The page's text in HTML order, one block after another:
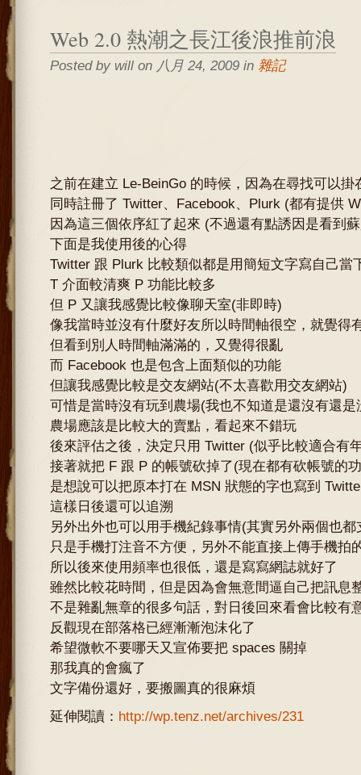
Web 2.0 熱潮之長江後浪推前浪
Posted by will on 八月 24, 2009 in 雜記
之前在建立 Le-BeinGo 的時候，因為在尋找可以掛
同時註冊了 Twitter、Facebook、Plurk (都有提供
因為這三個依序紅了起來 (不過還有點誘因是看到
下面是我使用後的心得
Twitter 跟 Plurk 比較類似都是用簡短文字寫自己當
T 介面較清爽 P 功能比較多
但 P 又讓我感覺比較像聊天室(非即時)
像我當時並沒有什麼好友所以時間軸很空，就覺得
但看到別人時間軸滿滿的，又覺得很亂
而 Facebook 也是包含上面類似的功能
但讓我感覺比較是交友網站(不太喜歡用交友網站)
可惜是當時沒有玩到農場(我也不知道是還沒有還是
農場應該是比較大的賣點，看起來不錯玩
後來評估之後，決定只用 Twitter (似乎比較適合有
接著就把 F 跟 P 的帳號砍掉了(現在都有砍帳號的
是想說可以把原本打在 MSN 狀態的字也寫到
這樣日後還可以追溯
另外出外也可以用手機紀錄事情(其實另外兩個也都
只是手機打注音不方便，另外不能直接上傳手機拍
所以後來使用頻率也很低，還是寫寫網誌就好了
雖然比較花時間，但是因為會無意間逼自己把訊息
不是雜亂無章的很多句話，對日後回來看會比較有
反觀現在部落格已經漸漸泡沫化了
希望微軟不要哪天又宣佈要把 spaces 關掉
那我真的會瘋了
文字備份還好，要搬圖真的很麻煩
延伸閱讀： http://wp.tenz.net/archives/231